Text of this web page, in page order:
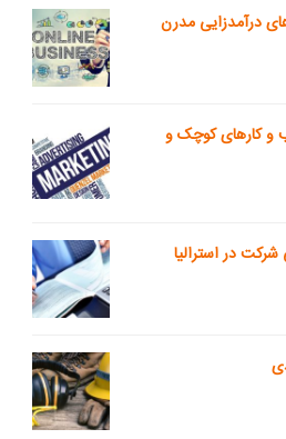
درآمدزایی مدرن
و کارهای کوچک و
شرکت در استرالیا